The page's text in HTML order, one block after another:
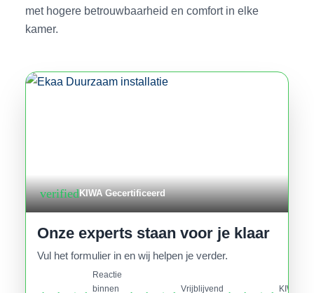
met hogere betrouwbaarheid en comfort in elke
kamer.
verifiedKIWA Gecertificeerd
Onze experts staan voor je klaar
Vul het formulier in en wij helpen je verder.
Reactie
binnen
Vrijblijvend
KIWA